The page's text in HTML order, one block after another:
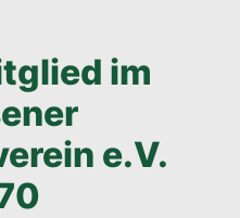
im
e.V.